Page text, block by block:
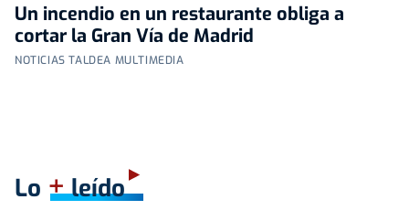
Un incendio en un restaurante obliga a
cortar la Gran Vía de Madrid
NOTICIAS TALDEA MULTIMEDIA
Lo +leído